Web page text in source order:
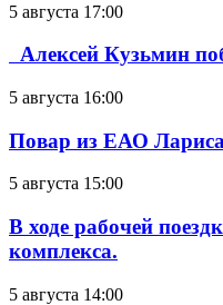
5 августа 17:00
Алексей Кузьмин
5 августа 16:00
Повар из ЕАО Лариса
5 августа 15:00
В ходе рабочей
комплекса.
5 августа 14:00